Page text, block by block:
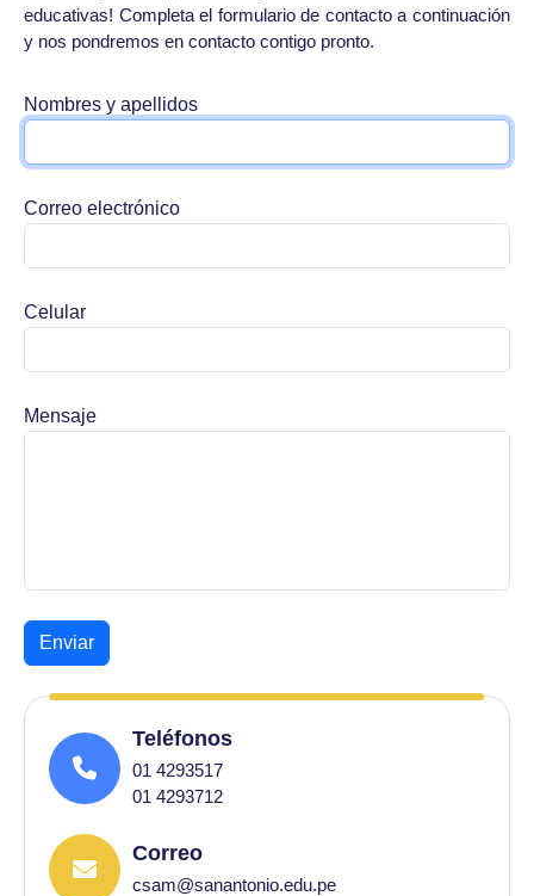
educativas! Completa el formulario de contacto a continuación
y nos pondremos en contacto contigo pronto.
Nombres y apellidos
Correo electrónico
Celular
Mensaje
Enviar
Teléfonos
01 4293517
01 4293712
Correo
csam@sanantonio.edu.pe